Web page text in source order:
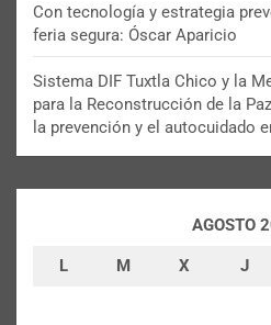
Con tecnología y estrategia
feria segura: Óscar Aparicio
Sistema DIF Tuxtla Chico y la
para la Reconstrucción de la
la prevención y el autocuidado
AGOSTO
L M X J